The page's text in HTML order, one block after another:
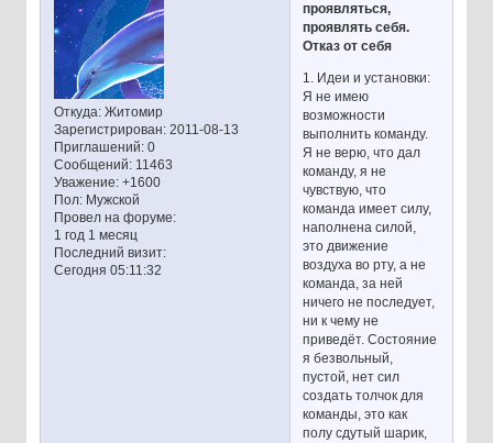
Откуда:Житомир
Зарегистрирован: 2011-08-13
Приглашений:0
Сообщений:11463
Уважение: +1600
Пол:Мужской
Провел на форуме:
1 год 1 месяц
Последний визит:
Сегодня 05:11:32
проявляться,
проявлять себя.
Отказ от себя
1. Идеи и установки:
Я не имею
возможности
выполнить команду.
Я не верю, что дал
команду, я не
чувствую, что
команда имеет силу,
наполнена силой,
это движение
воздуха во рту, а не
команда, за ней
ничего не последует,
ни к чему не
приведёт. Состояние
я безвольный,
пустой, нет сил
создать толчок для
команды, это как
полу сдутый шарик,